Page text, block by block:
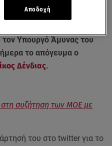
Υπουργό Άμυνας του
το απόγευμα ο
Δένδιας.
στη συζήτηση των ΜΟΕ με
του στο twitter για το
Αποδοχή